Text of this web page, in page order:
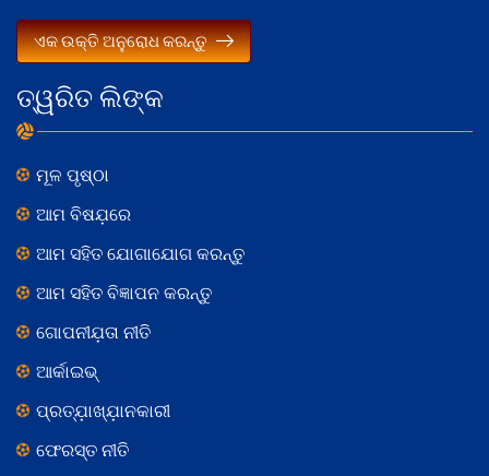
ତ୍ୱରିତ ଲିଙ୍କ
ମୂଳ ପୃଷ୍ଠା
ଆମ ବିଷଯ଼ରେ
ଆମ ସହିତ ଯୋଗାଯୋଗ କରନ୍ତୁ
ଆମ ସହିତ ବିଜ୍ଞାପନ କରନ୍ତୁ
ଗୋପନୀଯ଼ତା ନୀତି
ଆର୍କାଇଭ୍
ପ୍ରତ୍ଯ଼ାଖ୍ଯ଼ାନକାରୀ
ଫେରସ୍ତ ନୀତି
ଏକ ଉକ୍ତି ଅନୁରୋଧ କରନ୍ତୁ